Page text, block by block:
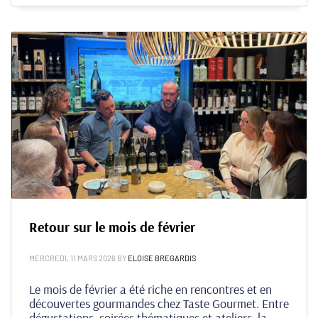
Retour sur le mois de février
MERCREDI, 11 MARS 2026 BY ELOISE BREGARDIS
Le mois de février a été riche en rencontres et en
découvertes gourmandes chez Taste Gourmet. Entre